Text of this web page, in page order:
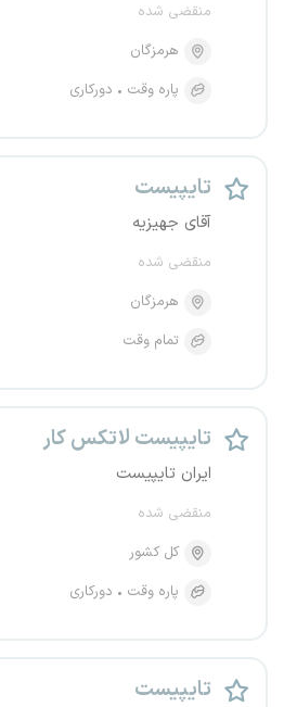
منقضی شده
هرمزگان
پاره وقت
دورکاری
تایپیست
آقای جهیزیه
منقضی شده
هرمزگان
تمام وقت
تایپیست لاتکس کار
ایران تایپیست
منقضی شده
کل کشور
پاره وقت
دورکاری
تایپیست